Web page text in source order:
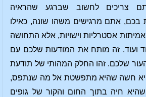
צריכים לחשוב שברגע שהראיה
בכם, אתם מרגישים משהו שונה, כאילו
אסטרליות וישויות, אלא התחושה
ועוד. זה מותח את המודעות שלכם עם
שלכם. זהו החלק המהותי של תודעת
חשה שהיא מתפשטת אל מה שנתפס,
חיה בתוך החום והקור של גופים